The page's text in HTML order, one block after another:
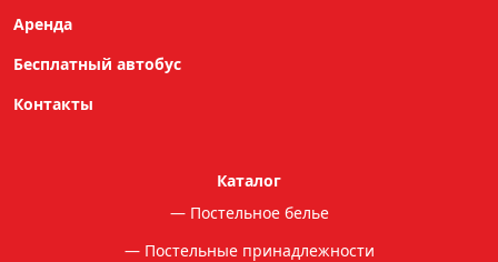
Аренда
Бесплатный автобус
Контакты
Каталог
Постельное белье
Постельные принадлежности